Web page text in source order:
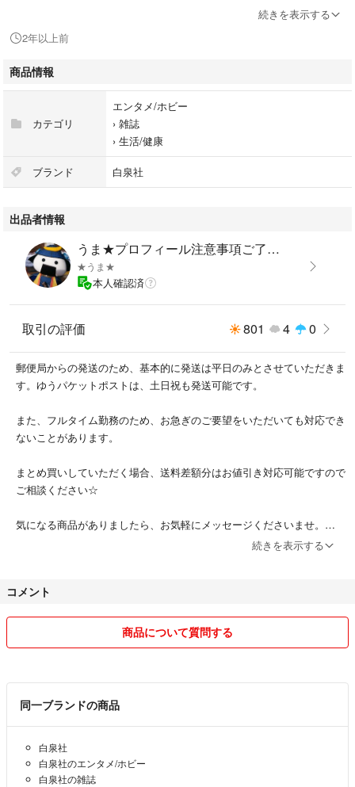
#雑誌
#生活/健康
続きを表示する
2年以上前
商品情報
カテゴリ
エンタメ/ホビー
› 雑誌
› 生活/健康
ブランド 白泉社
出品者情報
うま★プロフィール注意事項ご了承ください
★うま★
本人確認済
取引の評価 801 4 0
郵便局からの発送のため、基本的に発送は平日のみとさせていただきま
す。ゆうパケットポストは、土日祝も発送可能です。
また、フルタイム勤務のため、お急ぎのご要望をいただいても対応でき
ないことがあります。
まとめ買いしていただく場合、送料差額分はお値引き対応可能ですので
ご相談ください☆
気になる商品がありましたら、お気軽にメッセージくださいませ。
のでご了承ください。タイムリーな購入申請承認が難しいため、「専
が遅くなりクーポンが使えなかったとクレームを受けることが複数あっ
たため。)
喫煙者おりません。ペットもおりません。
続きを表示する
コメント
商品について質問する
同一ブランドの商品
白泉社
白泉社のエンタメ/ホビー
白泉社の雑誌